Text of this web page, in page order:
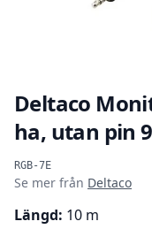
Deltaco
ha, utan pin
RGB-7E
Produktinformation
Se mer från Deltaco
Längd: 10 m